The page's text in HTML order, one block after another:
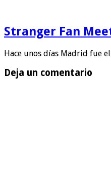
Stranger Fan
Hace unos días Madrid fue
Deja un comentario